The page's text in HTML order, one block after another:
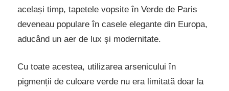
același timp, tapetele vopsite în Verde de Paris
deveneau populare în casele elegante din Europa,
aducând un aer de lux și modernitate.
Cu toate acestea, utilizarea arsenicului în
pigmenții de culoare verde nu era limitată doar la